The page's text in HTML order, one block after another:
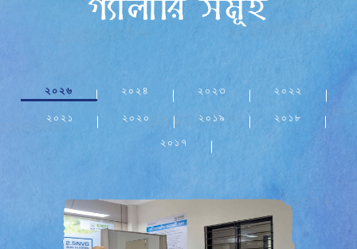
গ্যালারি সমূহ
২০২৬ ২০২৪ ২০২৩ ২০২২
২০২১ ২০২০ ২০১৯
২০১৮
২০১৭